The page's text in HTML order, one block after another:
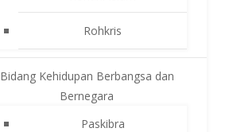
Rohkris
Bidang Kehidupan Berbangsa dan
Bernegara
Paskibra